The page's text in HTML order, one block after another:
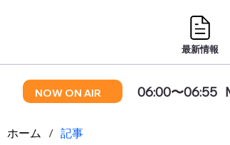
ホーム / 記事
NOW ON AIR 06:00〜06:55
最新情報